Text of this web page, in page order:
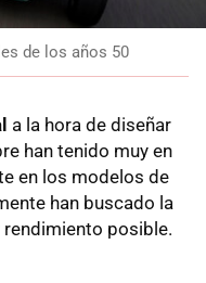
de los años 50
a la hora de diseñar
han tenido muy en
en los modelos de
han buscado la
posible.